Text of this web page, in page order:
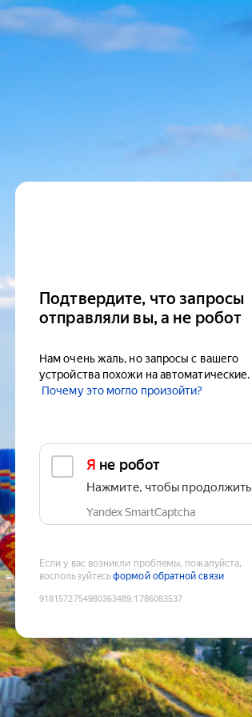
Подтвердите, что запросы
отправляли вы, а не робот
Нам очень жаль, но запросы с вашего
устройства похожи на автоматические.
Почему это могло произойти?
Я не робот
Нажмите, чтобы продолжить
Yandex SmartCaptcha
Если у вас возникли проблемы, пожалуйста,
воспользуйтесьформой обратной связи
9181572754980363489:1786083537